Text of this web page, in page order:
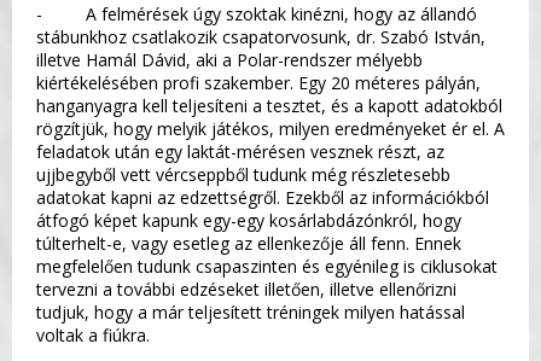
- A felmérések úgy szoktak kinézni, hogy az állandó
stábunkhoz csatlakozik csapatorvosunk, dr. Szabó István,
illetve Hamál Dávid, aki a Polar-rendszer mélyebb
kiértékelésében profi szakember. Egy 20 méteres pályán,
hanganyagra kell teljesíteni a tesztet, és a kapott adatokból
rögzítjük, hogy melyik játékos, milyen eredményeket ér el. A
feladatok után egy laktát-mérésen vesznek részt, az
ujjbegyből vett vércseppből tudunk még részletesebb
adatokat kapni az edzettségről. Ezekből az információkból
átfogó képet kapunk egy-egy kosárlabdázónkról, hogy
túlterhelt-e, vagy esetleg az ellenkezője áll fenn. Ennek
megfelelően tudunk csapaszinten és egyénileg is ciklusokat
tervezni a további edzéseket illetően, illetve ellenőrizni
tudjuk, hogy a már teljesített tréningek milyen hatással
voltak a fiúkra.